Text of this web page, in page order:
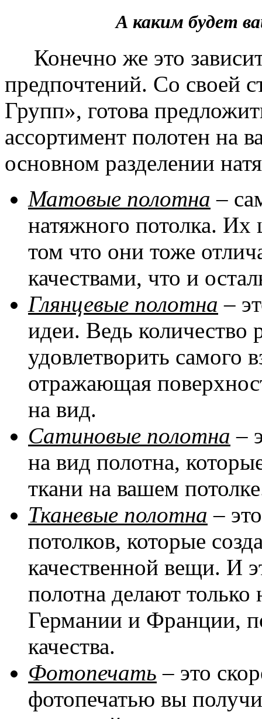
А каким будет
Конечно же это
предпочтений. Со своей
Групп», готова
ассортимент полотен на
основном разделении
Матовые полотна –
натяжного потолка. Их
том что они тоже
качествами, что и
Глянцевые полотна –
идеи. Ведь количество
удовлетворить самого
отражающая
на вид.
Сатиновые полотна –
на вид полотна,
ткани на вашем
Тканевые полотна –
потолков, которые
качественной вещи. И
полотна делают
Германии и Франции,
качества.
Фотопечать – это
фотопечатью вы